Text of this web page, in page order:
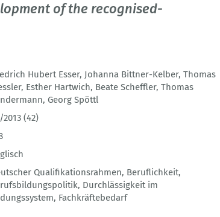
of the recognised-
Hubert Esser, Johanna Bittner-Kelber, Thomas
, Esther Hartwich, Beate Scheffler, Thomas
, Georg Spöttl
2013 (42)
Qualifikationsrahmen, Beruflichkeit,
, Durchlässigkeit im
, Fachkräftebedarf